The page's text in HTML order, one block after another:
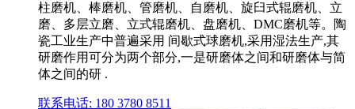
柱磨机、棒磨机、管磨机、自磨机、旋臼式辊磨机、立
磨、多层立磨、立式辊磨机、盘磨机、DMC磨机等。陶
瓷工业生产中普遍采用 间歇式球磨机,采用湿法生产,其
研磨作用可分为两个部分,一是研磨体之间和研磨体与简
体之间的研 .
联系电话: 180 3780 8511